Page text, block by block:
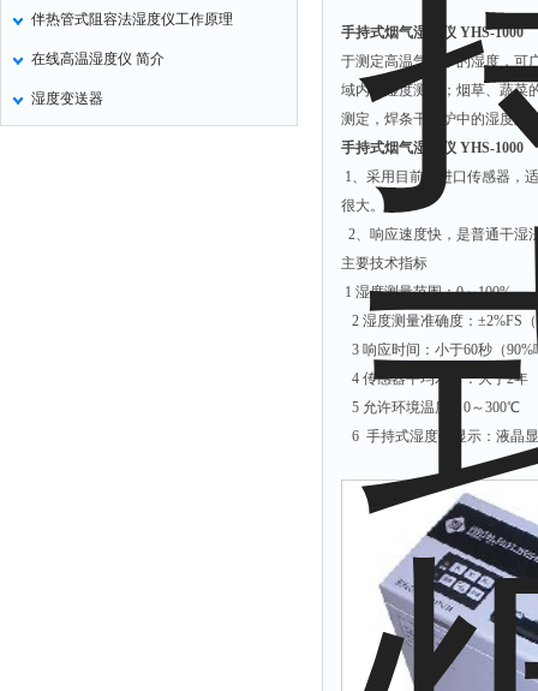
二氧化硅测定仪
伴热管式阻容法湿度仪工作原理
在线高温湿度仪 简介
湿度变送器
手持式烟气湿度仪 YHS-1000
于测定高温气氛中的湿度，可
域内的湿度测控；烟草、蔬菜
测定，焊条干燥炉中的湿度测
手持式烟气湿度仪 YHS-1000
1、采用目前的进口传感器，
很大。
2、响应速度快，是普通干
主要技术
1 湿度测量范围：0～100%
2 湿度测量准确度：±2%FS
3 响应时间：小
4 传感器平均寿命：大于2年
5 允许环境温度：0～300℃
6 手持式湿度仪显示：液晶